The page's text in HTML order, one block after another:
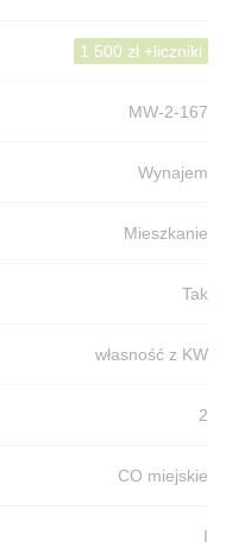
1 500 zł +liczniki
MW-2-167
Wynajem
Mieszkanie
Tak
własność z KW
2
CO miejskie
I